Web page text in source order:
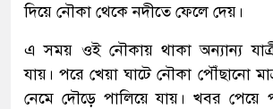
দিয়ে নৌকা থেকে নদীতে ফেলে দেয়।
এ সময় ওই নৌকায় থাকা অন্যান্য
যায়। পরে খেয়া ঘাটে নৌকা পৌঁছানো
নেমে দৌড়ে পালিয়ে যায়। খবর পেয়ে